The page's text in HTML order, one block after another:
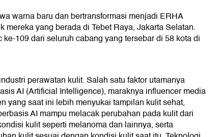
warna baru dan bertransformasi menjadi ERHA
yang berada di Tebet Raya, Jakarta Selatan.
109 dari seluruh cabang yang tersebar di 58 kota di
perawatan kulit. Salah satu faktor utamanya
AI (Artificial Intelligence), maraknya influencer media
yang saat ini lebih menyukai tampilan kulit sehat,
AI mampu melacak perubahan pada kulit dari
kulit seperti melanoma dan lainnya, serta